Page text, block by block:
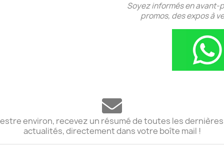
Soyez informés en
promos, des expos à
environ, recevez un résumé de toutes les
actualités, directement dans votre boîte mail !